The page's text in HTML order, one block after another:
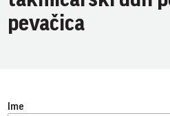
pevačica
Ime